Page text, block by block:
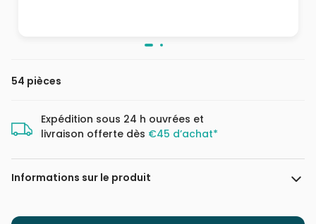
54 pièces
Expédition sous 24 h ouvrées et
livraison offerte dès €45 d’achat*
Informations sur le produit
Marque Dino